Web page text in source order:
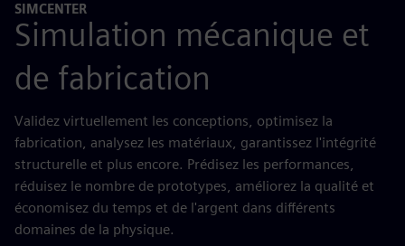
SIMCENTER
Simulation mécanique et
de fabrication
Validez virtuellement les conceptions, optimisez la
fabrication, analysez les matériaux, garantissez l'intégrité
structurelle et plus encore. Prédisez les performances,
réduisez le nombre de prototypes, améliorez la qualité et
économisez du temps et de l'argent dans différents
domaines de la physique.